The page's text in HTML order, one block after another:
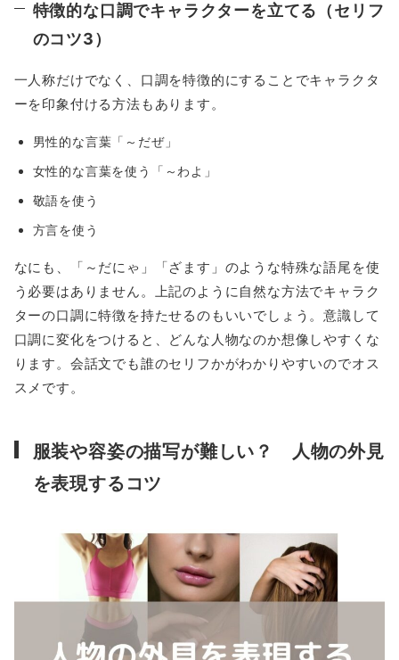
特徴的な口調でキャラクターを立てる（セリフ
のコツ3）
一人称だけでなく、口調を特徴的にすることでキャラクタ
ーを印象付ける方法もあります。
男性的な言葉「～だぜ」
女性的な言葉を使う「～わよ」
敬語を使う
方言を使う
なにも、「～だにゃ」「ざます」のような特殊な語尾を使
う必要はありません。上記のように自然な方法でキャラク
ターの口調に特徴を持たせるのもいいでしょう。意識して
口調に変化をつけると、どんな人物なのか想像しやすくな
ります。会話文でも誰のセリフかがわかりやすいのでオス
スメです。
服装や容姿の描写が難しい？ 人物の外見
を表現するコツ